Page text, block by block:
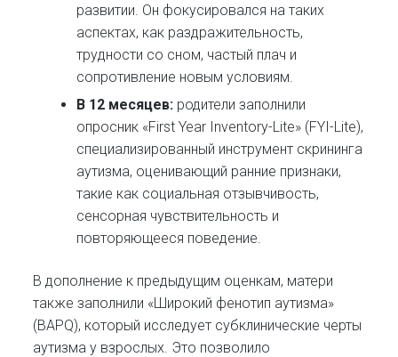
развитии. Он фокусировался на таких
аспектах, как раздражительность,
трудности со сном, частый плач и
сопротивление новым условиям.
В 12 месяцев: родители заполнили
опросник «First Year Inventory-Lite» (FYI-Lite),
специализированный инструмент скрининга
аутизма, оценивающий ранние признаки,
такие как социальная отзывчивость,
сенсорная чувствительность и
повторяющееся поведение.​
В дополнение к предыдущим оценкам, матери
также заполнили «Широкий фенотип аутизма»
(BAPQ), который исследует субклинические черты
аутизма у взрослых. Это позволило